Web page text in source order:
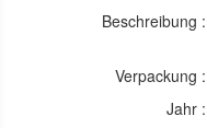
Beschreibung :
Verpackung :
Jahr :